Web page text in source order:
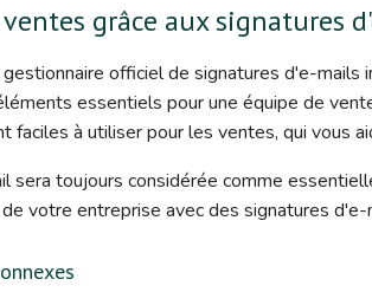
grâce aux signatures
officiel de signatures d'e-
essentiels pour une équipe de
faciles à utiliser pour les ventes, qui vous
sera toujours considérée comme
votre entreprise avec des signatures